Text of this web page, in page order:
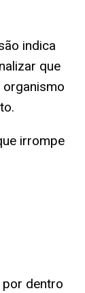
indica
que
organismo
irrompe
por dentro